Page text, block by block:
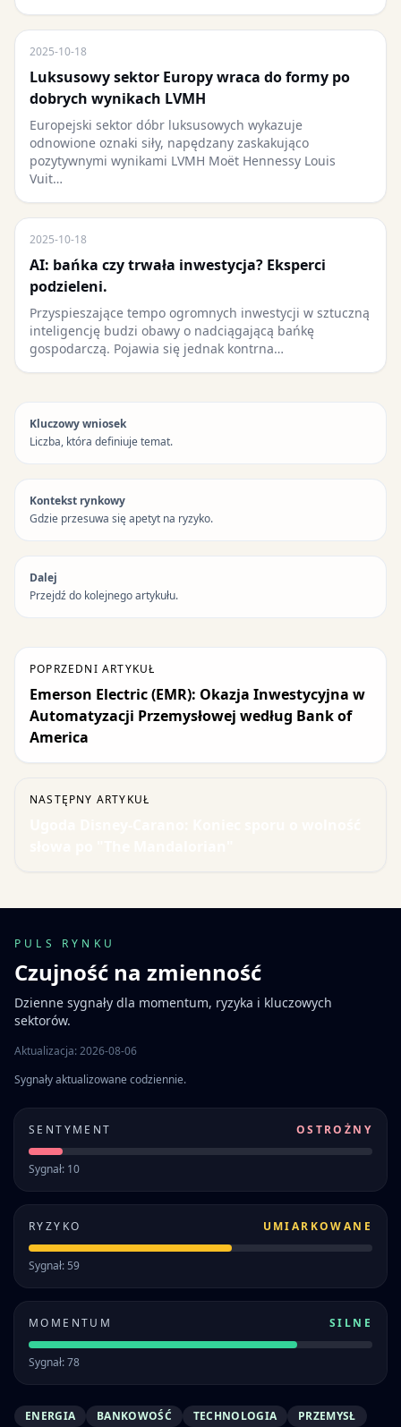
2025-10-18
Luksusowy sektor Europy wraca do formy po
dobrych wynikach LVMH
Europejski sektor dóbr luksusowych wykazuje
odnowione oznaki siły, napędzany zaskakująco
pozytywnymi wynikami LVMH Moët Hennessy Louis
Vuit…
2025-10-18
AI: bańka czy trwała inwestycja? Eksperci
podzieleni.
Przyspieszające tempo ogromnych inwestycji w sztuczną
inteligencję budzi obawy o nadciągającą bańkę
gospodarczą. Pojawia się jednak kontrna…
Kluczowy wniosek
Liczba, która definiuje temat.
Kontekst rynkowy
Gdzie przesuwa się apetyt na ryzyko.
Dalej
Przejdź do kolejnego artykułu.
POPRZEDNI ARTYKUŁ
Emerson Electric (EMR): Okazja Inwestycyjna w
Automatyzacji Przemysłowej według Bank of
America
NASTĘPNY ARTYKUŁ
PULS RYNKU
Czujność na zmienność
Dzienne sygnały dla momentum, ryzyka i kluczowych
sektorów.
Aktualizacja: 2026-08-06
Sygnały aktualizowane codziennie.
SENTYMENT OSTROŻNY
Sygnał: 10
RYZYKO UMIARKOWANE
Sygnał: 59
MOMENTUM SILNE
Sygnał: 78
ENERGIA BANKOWOŚĆ TECHNOLOGIA PRZEMYSŁ